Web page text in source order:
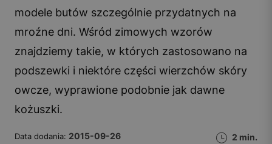
modele butów szczególnie przydatnych na
mroźne dni. Wśród zimowych wzorów
znajdziemy takie, w których zastosowano na
podszewki i niektóre części wierzchów skóry
owcze, wyprawione podobnie jak dawne
kożuszki.
Data dodania: 2015-09-26 2 min.